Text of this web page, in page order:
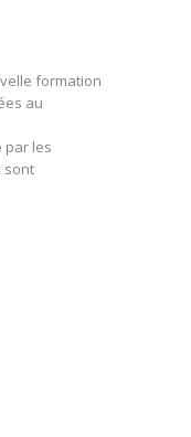
formation
au
par les
sont